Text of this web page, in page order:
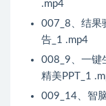
.mp4
007_8、结果
告_1 .mp4
008_9、一键
精美PPT_1
009_14、智